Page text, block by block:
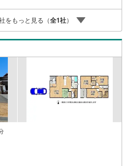
社のリフォームプランナーがご提案！
ぎ、有事の際に迅速にサポートいた
同士が連携をとっているため、より多
す。お気軽にお問合せください！
をもっと見る（全1社）